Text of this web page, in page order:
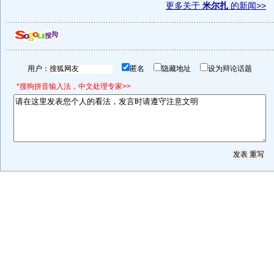
更多关于 米尔扎 的新闻>>
用户： 匿名 隐藏地址 设为辩论话题
*搜狗拼音输入法，中文处理专家>>